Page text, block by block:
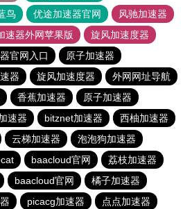
鸟 优途加速器官网
风驰加速器
速器外网苹果版
旋风加速度器
官网入口
原子加速器
器 旋风加速度器
外网网址导航
香蕉加速器
原子加速器
速器 bitznet加速器
西柚加速器
云梯加速器
泡泡狗加速器
baacloud官网
荔枝加速器
baacloud官网
橘子加速器
picacg加速器
点点加速器